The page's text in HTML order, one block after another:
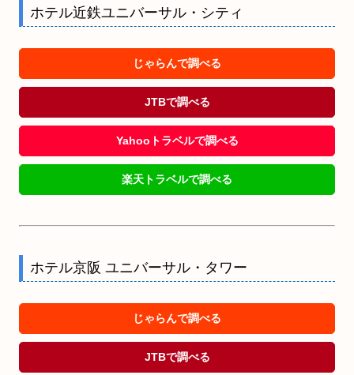
ホテル近鉄ユニバーサル・シティ
じゃらんで調べる
JTBで調べる
Yahooトラベルで調べる
楽天トラベルで調べる
ホテル京阪 ユニバーサル・タワー
じゃらんで調べる
JTBで調べる